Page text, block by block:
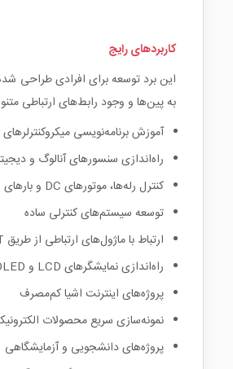
کاربردهای رایج
به پین‌ها و وجود رابط‌های ارتباطی
آموزش برنامه‌نویسی میکروکنترلرهای STM8
راه‌اندازی سنسورهای آنالوگ و
کنترل رله‌ها، موتورهای DC و بارهای الکتریکی
توسعه سیستم‌های کنترلی ساده
ارتباط با ماژول‌های ارتباطی از طریق UART
راه‌اندازی نمایشگرهای LCD و OLED
پروژه‌های اینترنت اشیا کم‌مصرف
نمونه‌سازی سریع محصولات
پروژه‌های دانشجویی و آزمایشگاهی